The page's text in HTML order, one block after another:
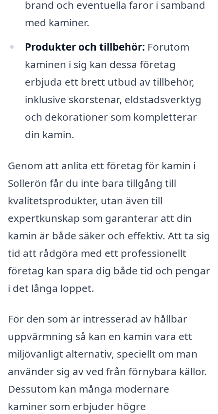
brand och eventuella faror i samband
med kaminer.
Produkter och tillbehör: Förutom
kaminen i sig kan dessa företag
erbjuda ett brett utbud av tillbehör,
inklusive skorstenar, eldstadsverktyg
och dekorationer som kompletterar
din kamin.
Genom att anlita ett företag för kamin i
Sollerön får du inte bara tillgång till
kvalitetsprodukter, utan även till
expertkunskap som garanterar att din
kamin är både säker och effektiv. Att ta sig
tid att rådgöra med ett professionellt
företag kan spara dig både tid och pengar
i det långa loppet.
För den som är intresserad av hållbar
uppvärmning så kan en kamin vara ett
miljövänligt alternativ, speciellt om man
använder sig av ved från förnybara källor.
Dessutom kan många modernare
kaminer som erbjuder högre